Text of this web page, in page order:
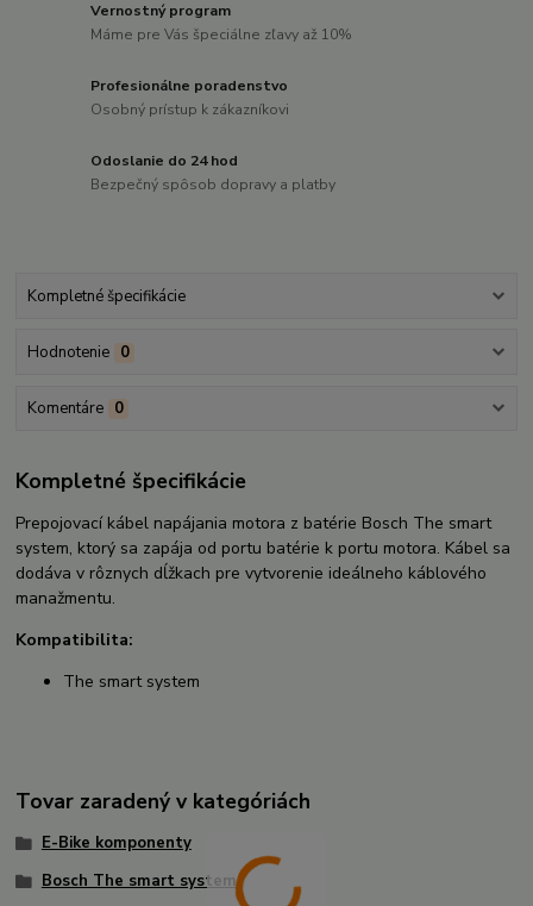
Vernostný program
Máme pre Vás špeciálne zľavy až 10%
Profesionálne poradenstvo
Osobný prístup k zákazníkovi
Odoslanie do 24 hod
Bezpečný spôsob dopravy a platby
Kompletné špecifikácie
Hodnotenie 0
Komentáre 0
Kompletné špecifikácie
Prepojovací kábel napájania motora z batérie Bosch The smart
system, ktorý sa zapája od portu batérie k portu motora. Kábel sa
dodáva v rôznych dĺžkach pre vytvorenie ideálneho káblového
manažmentu.
Kompatibilita:
The smart system
Tovar zaradený v kategóriách
E-Bike komponenty
Bosch The smart system